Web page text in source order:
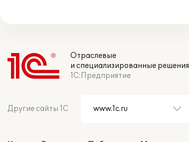
Отраслевые
и специализированные решения
1С:Предприятие
Другие сайты 1С